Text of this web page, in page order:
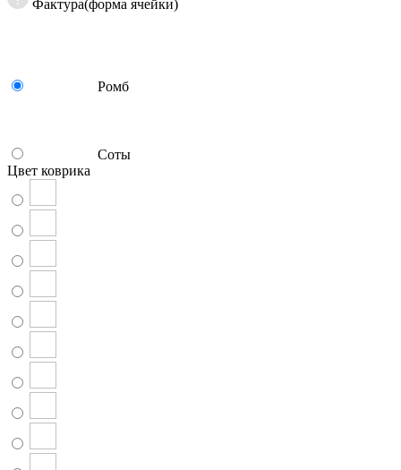
Фактура(форма ячейки)
Ромб
Соты
Цвет коврика